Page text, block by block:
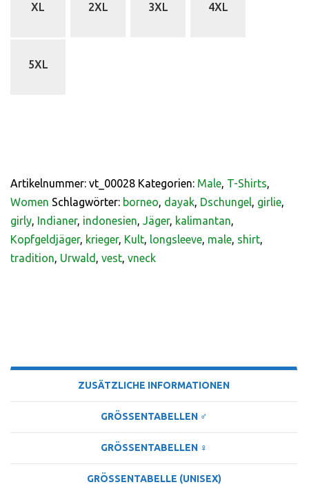
XL 2XL 3XL 4XL
5XL
Artikelnummer: vt_00028 Kategorien: Male, T-Shirts,
Women Schlagwörter: borneo, dayak, Dschungel, girlie,
girly, Indianer, indonesien, Jäger, kalimantan,
Kopfgeldjäger, krieger, Kult, longsleeve, male, shirt,
tradition, Urwald , vest, vneck
ZUSÄTZLICHE INFORMATIONEN
GRÖSSENTABELLEN ♂
GRÖSSENTABELLEN ♀
GRÖSSENTABELLE (UNISEX)